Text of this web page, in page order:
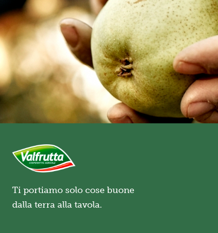
Ti portiamo solo cose buone
dalla terra alla tavola.